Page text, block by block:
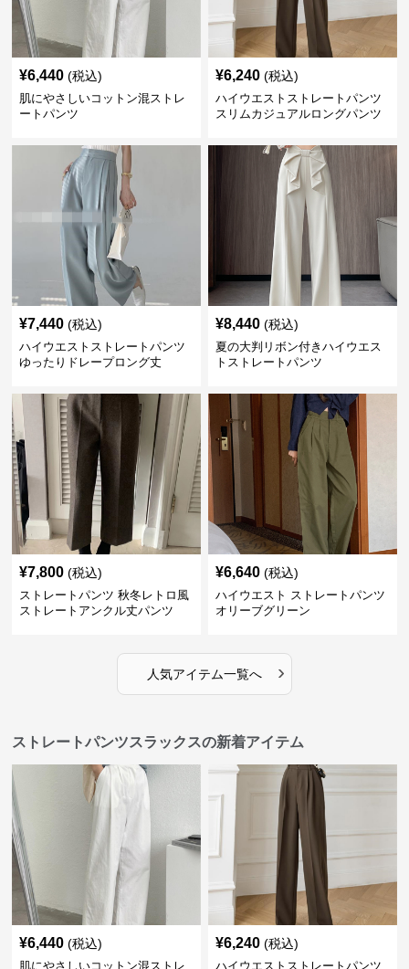
¥6,440 (税込)
肌にやさしいコットン混ストレ
ートパンツ
¥6,240 (税込)
ハイウエストストレートパンツ
スリムカジュアルロングパンツ
¥7,440 (税込)
ハイウエストストレートパンツ
ゆったりドレープロング丈
¥8,440 (税込)
夏の大判リボン付きハイウエス
トストレートパンツ
¥7,800 (税込)
ストレートパンツ 秋冬レトロ風
ストレートアンクル丈パンツ
¥6,640 (税込)
ハイウエスト ストレートパンツ
オリーブグリーン
人気アイテム一覧へ ›
ストレートパンツスラックスの新着アイテム
¥6,440 (税込)
肌にやさしいコットン混ストレ
¥6,240 (税込)
ハイウエストストレートパンツ